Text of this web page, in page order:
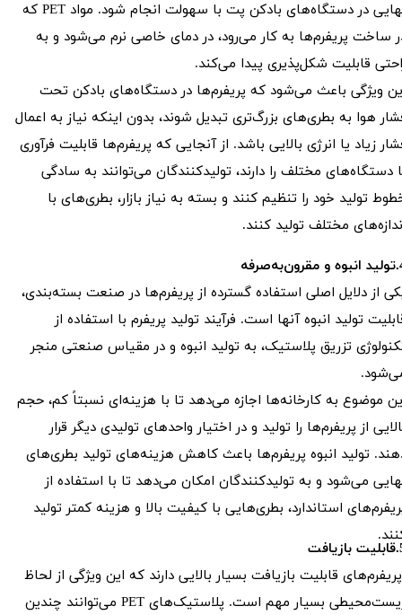
نهایی در دستگاه‌های بادکن پت با سهولت انجام شود. مواد PET که
ساخت پریفرم‌ها به کار می‌رود، در دمای خاصی نرم می‌شود و به
قابلیت شکل‌پذیری پیدا می‌کند.
ویژگی باعث می‌شود که پریفرم‌ها در دستگاه‌های بادکن تحت
هوا به بطری‌های بزرگ‌تری تبدیل شوند، بدون اینکه نیاز به اعمال
زیاد یا انرژی بالایی باشد. از آنجایی که پریفرم‌ها قابلیت فرآوری
دستگاه‌های مختلف را دارند، تولیدکنندگان می‌توانند به سادگی
تولید خود را تنظیم کنند و بسته به نیاز بازار، بطری‌های با
مختلف تولید کنند.
از دلایل اصلی استفاده گسترده از پریفرم‌ها در صنعت بسته‌بندی،
تولید انبوه آنها است. فرآیند تولید پریفرم با استفاده از
تزریق پلاستیک، به تولید انبوه و در مقیاس صنعتی منجر
موضوع به کارخانه‌ها اجازه می‌دهد تا با هزینه‌ای نسبتاً کم، حجم
از پریفرم‌ها را تولید و در اختیار واحدهای تولیدی دیگر قرار
تولید انبوه پریفرم‌ها باعث کاهش هزینه‌های تولید بطری‌های
می‌شود و به تولیدکنندگان امکان می‌دهد تا با استفاده از
استاندارد، بطری‌هایی با کیفیت بالا و هزینه کمتر تولید
قابلیت بازیافت بسیار بالایی دارند که این ویژگی از لحاظ
زیست‌محیطی بسیار مهم است. پلاستیک‌های PET می‌توانند چندین